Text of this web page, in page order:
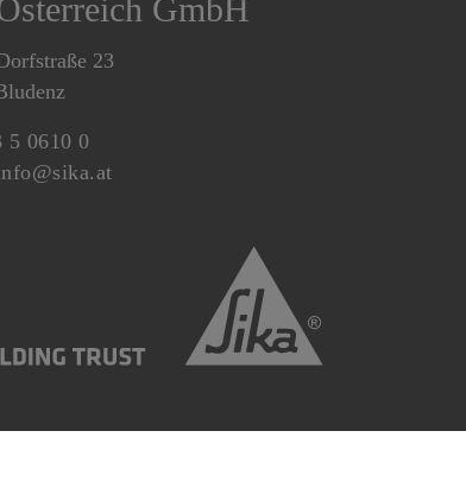
GmbH
23
5 0610 0